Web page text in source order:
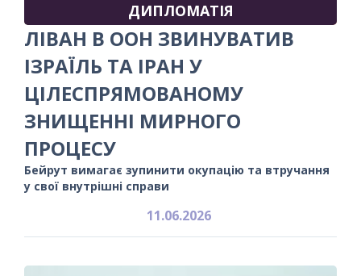
ДИПЛОМАТІЯ
ЛІВАН В ООН ЗВИНУВАТИВ
ІЗРАЇЛЬ ТА ІРАН У
ЦІЛЕСПРЯМОВАНОМУ
ЗНИЩЕННІ МИРНОГО
ПРОЦЕСУ
Бейрут вимагає зупинити окупацію та втручання
у свої внутрішні справи
11.06.2026